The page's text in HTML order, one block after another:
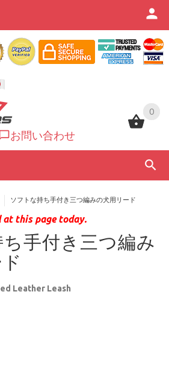
0
お問い合わせ
0
ソフトな持ち手付き三つ編みの犬用リード
this page today.
手付き三つ編み
Leather Leash